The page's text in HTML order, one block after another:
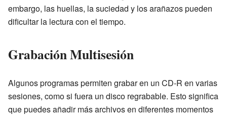
embargo, las huellas, la suciedad y los arañazos pueden
dificultar la lectura con el tiempo.
Grabación Multisesión
Algunos programas permiten grabar en un CD-R en varias
sesiones, como si fuera un disco regrabable. Esto significa
que puedes añadir más archivos en diferentes momentos